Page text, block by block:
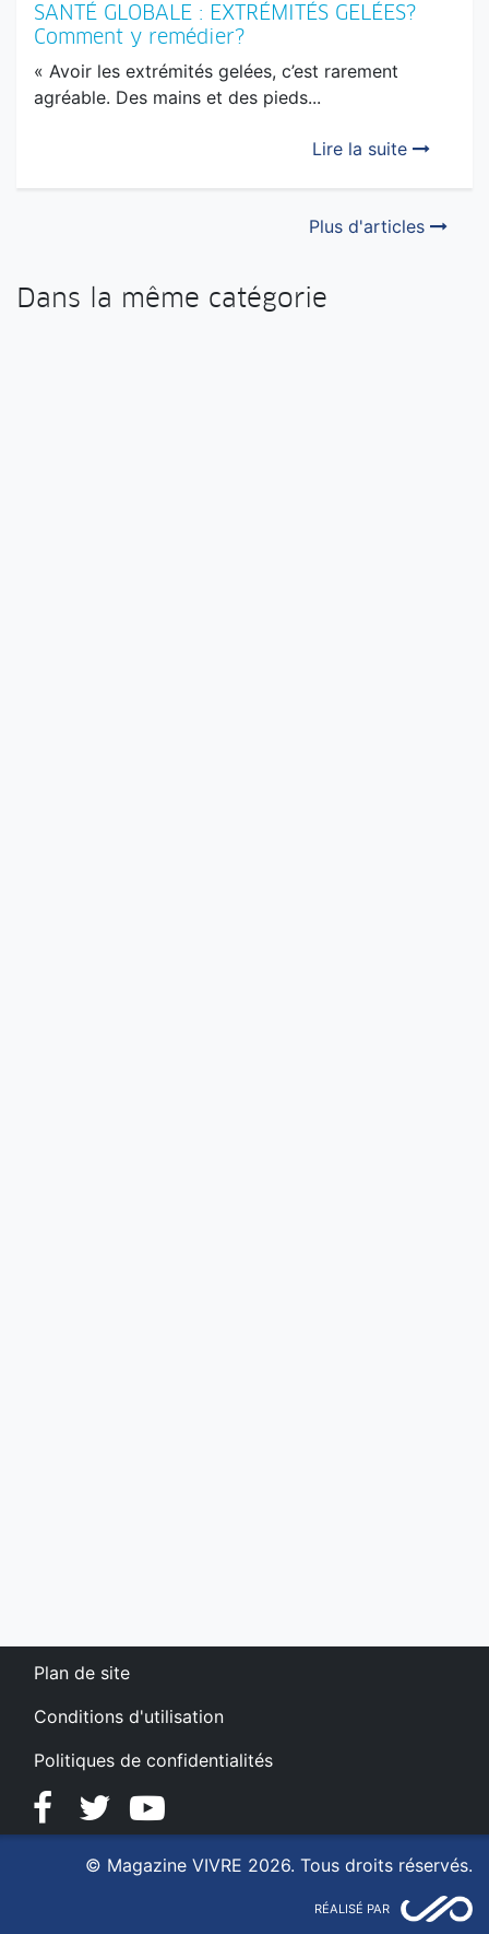
SANTÉ GLOBALE : EXTRÉMITÉS GELÉES?
Comment y remédier?
« Avoir les extrémités gelées, c’est rarement
agréable. Des mains et des pieds...
Lire la suite
Plus d'articles
Dans la même catégorie
Plan de site
Conditions d'utilisation
Politiques de confidentialités
FacebookTwitterYouTube
© Magazine VIVRE 2026. Tous droits réservés.
RÉALISÉ PAR